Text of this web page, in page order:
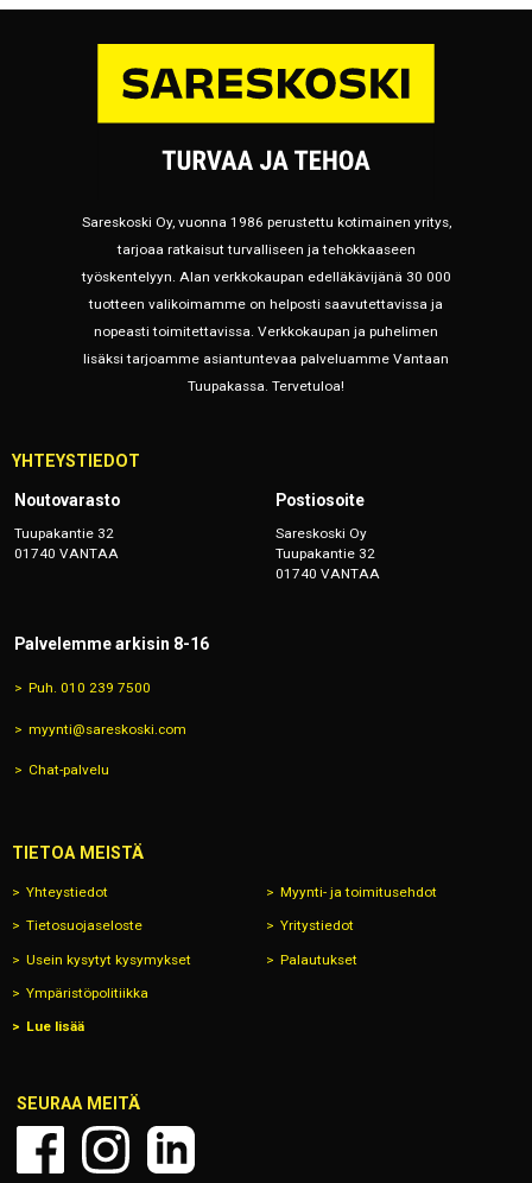
Sareskoski Oy, vuonna 1986 perustettu kotimainen yritys,
tarjoaa ratkaisut turvalliseen ja tehokkaaseen
työskentelyyn. Alan verkkokaupan edelläkävijänä 30 000
tuotteen valikoimamme on helposti saavutettavissa ja
nopeasti toimitettavissa. Verkkokaupan ja puhelimen
lisäksi tarjoamme asiantuntevaa palveluamme Vantaan
Tuupakassa. Tervetuloa!
YHTEYSTIEDOT
Noutovarasto
Tuupakantie 32
01740 VANTAA
Postiosoite
Sareskoski Oy
Tuupakantie 32
01740 VANTAA
Palvelemme arkisin 8-16
Puh. 010 239 7500
myynti@sareskoski.com
Chat-palvelu
TIETOA MEISTÄ
Yhteystiedot Myynti- ja toimitusehdot
Tietosuojaseloste Yritystiedot
Usein kysytyt kysymykset Palautukset
Ympäristöpolitiikka
Lue lisää
SEURAA MEITÄ